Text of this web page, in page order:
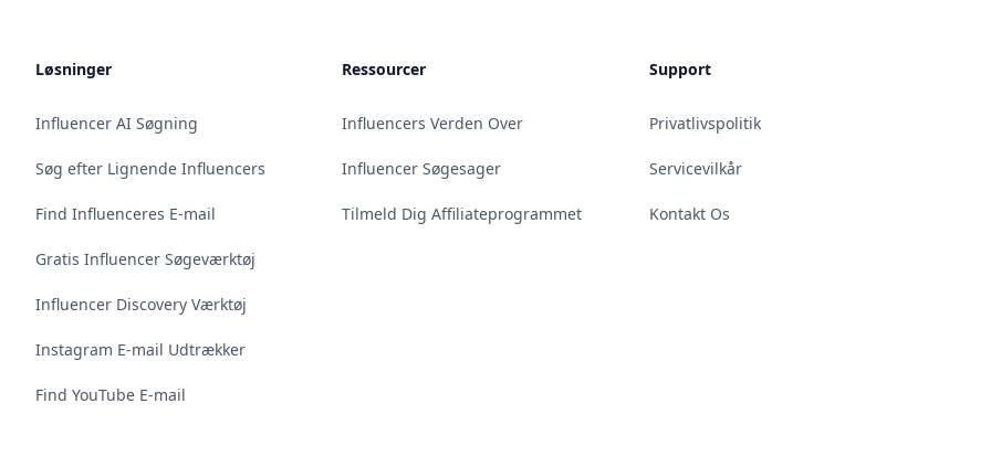
Løsninger
Influencer AI Søgning
Søg efter Lignende Influencers
Find Influenceres E-mail
Gratis Influencer Søgeværktøj
Influencer Discovery Værktøj
Instagram E-mail Udtrækker
Find YouTube E-mail
Ressourcer
Influencers Verden Over
Influencer Søgesager
Tilmeld Dig Affiliateprogrammet
Support
Privatlivspolitik
Servicevilkår
Kontakt Os